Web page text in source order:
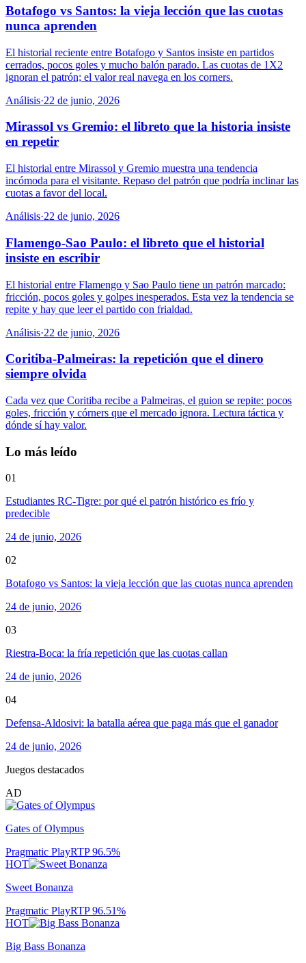
Botafogo vs Santos: la vieja lección que las cuotas
nunca aprenden
El historial reciente entre Botafogo y Santos insiste en partidos
cerrados, pocos goles y mucho balón parado. Las cuotas de 1X2
ignoran el patrón; el valor real navega en los corners.
Análisis·22 de junio, 2026
Mirassol vs Gremio: el libreto que la historia insiste
en repetir
El historial entre Mirassol y Gremio muestra una tendencia
incómoda para el visitante. Repaso del patrón que podría inclinar las
cuotas a favor del local.
Análisis·22 de junio, 2026
Flamengo-Sao Paulo: el libreto que el historial
insiste en escribir
El historial entre Flamengo y Sao Paulo tiene un patrón marcado:
fricción, pocos goles y golpes inesperados. Esta vez la tendencia se
repite y hay que leer el partido con frialdad.
Análisis·22 de junio, 2026
Coritiba-Palmeiras: la repetición que el dinero
siempre olvida
Cada vez que Coritiba recibe a Palmeiras, el guion se repite: pocos
goles, fricción y córners que el mercado ignora. Lectura táctica y
dónde sí hay valor.
Lo más leído
01
Estudiantes RC-Tigre: por qué el patrón histórico es frío y
predecible
24 de junio, 2026
02
Botafogo vs Santos: la vieja lección que las cuotas nunca aprenden
24 de junio, 2026
03
Riestra-Boca: la fría repetición que las cuotas callan
24 de junio, 2026
04
Defensa-Aldosivi: la batalla aérea que paga más que el ganador
24 de junio, 2026
Juegos destacados
AD
Gates of Olympus
Pragmatic PlayRTP96.5%
HOT
Sweet Bonanza
Pragmatic PlayRTP96.51%
HOT
Big Bass Bonanza